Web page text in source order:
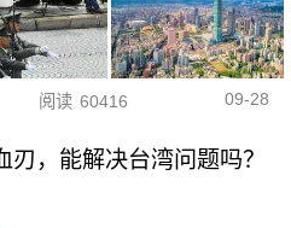
阅读 60416 09-28
刃，能解决台湾问题吗？